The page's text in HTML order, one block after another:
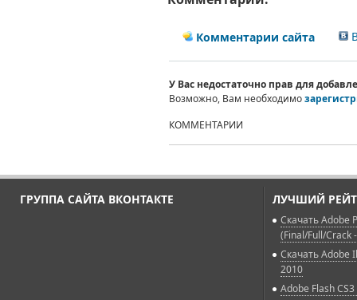
Комментарии сайта
У Вас недостаточно прав для
Возможно, Вам необходимо
КОММЕНТАРИИ
ГРУППА САЙТА ВКОНТАКТЕ ЛУЧШИЙ
Скачать Adobe
(Final/Full/Crack
Скачать Adobe
2010
Adobe Flash